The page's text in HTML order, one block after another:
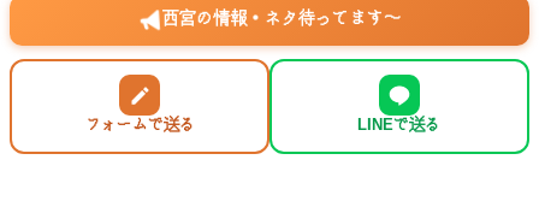
西宮の情報・ネタ待ってます〜
フォームで送る LINEで送る